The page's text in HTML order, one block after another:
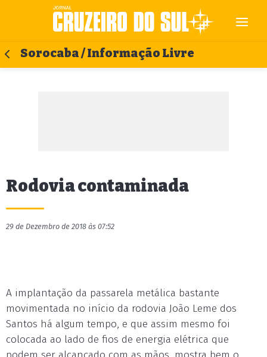
Sorocaba / Informação Livre
Rodovia contaminada
29 de Dezembro de 2018 às 07:52
A implantação da passarela metálica bastante
movimentada no início da rodovia João Leme dos
Santos há algum tempo, e que assim mesmo foi
colocada ao lado de fios de energia elétrica que